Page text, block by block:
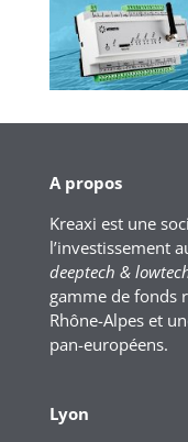
A propos
Kreaxi est une
l’investissement
deeptech &
gamme de fonds
Rhône-Alpes et
pan-européens.
Lyon